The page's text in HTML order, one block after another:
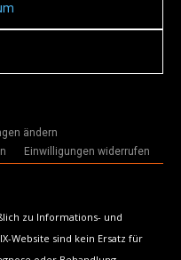
ändern
Einwilligungen widerrufen
zu Informations- und
Website sind kein Ersatz für